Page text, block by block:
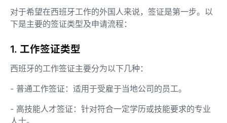
对于希望在西班牙工作的外国人来说，签证是第一步。以
下是主要的签证类型及申请流程：
1. 工作签证类型
西班牙的工作签证主要分为以下几种：
- 普通工作签证：适用于受雇于当地公司的员工。
- 高技能人才签证：针对符合一定学历或技能要求的专业
人士。